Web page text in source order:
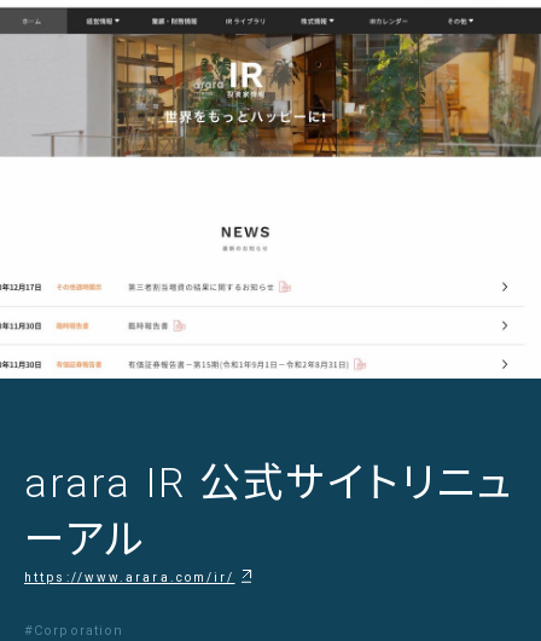
arara IR 公式サイトリニュ
ーアル
https://www.arara.com/ir/
#Corporation